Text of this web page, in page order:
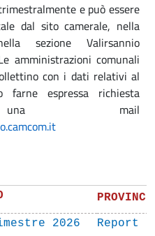
e può essere
dal sito camerale, nella
sezione Valirsannio
amministrazioni comunali
con i dati relativi al
farne espressa richiesta
una mail
2026 Report